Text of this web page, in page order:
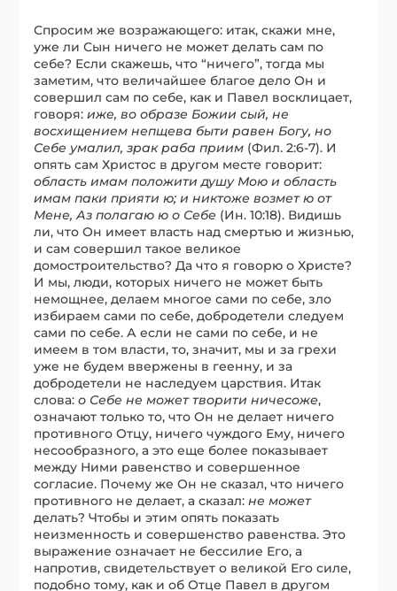
Спросим же возражающего: итак, скажи мне,
уже ли Сын ничего не может делать сам по
себе? Если скажешь, что “ничего”, тогда мы
заметим, что величайшее благое дело Он и
совершил сам по себе, как и Павел восклицает,
говоря:иже, во образе Божии сый, не
восхищением непщева быти равен Богу, но
Себе умалил, зрак раба приим (Фил. 2:6-7). И
опять сам Христос в другом месте говорит:
область имам положити душу Мою и область
имам паки прияти ю; и никтоже возмет ю от
Мене, Аз полагаю ю о Себе (Ин. 10:18). Видишь
ли, что Он имеет власть над смертью и жизнью,
и сам совершил такое великое
домостроительство? Да что я говорю о Христе?
И мы, люди, которых ничего не может быть
немощнее, делаем многое сами по себе, зло
избираем сами по себе, добродетели следуем
сами по себе. А если не сами по себе, и не
имеем в том власти, то, значит, мы и за грехи
уже не будем ввержены в геенну, и за
добродетели не наследуем царствия. Итак
слова:о Себе не может творити ничесоже,
означают только то, что Он не делает ничего
противного Отцу, ничего чуждого Ему, ничего
несообразного, а это еще более показывает
между Ними равенство и совершенное
согласие. Почему же Он не сказал, что ничего
противного не делает, а сказал:не может
делать? Чтобы и этим опять показать
неизменность и совершенство равенства. Это
выражение означает не бессилие Его, а
напротив, свидетельствует о великой Его силе,
подобно тому, как и об Отце Павел в другом